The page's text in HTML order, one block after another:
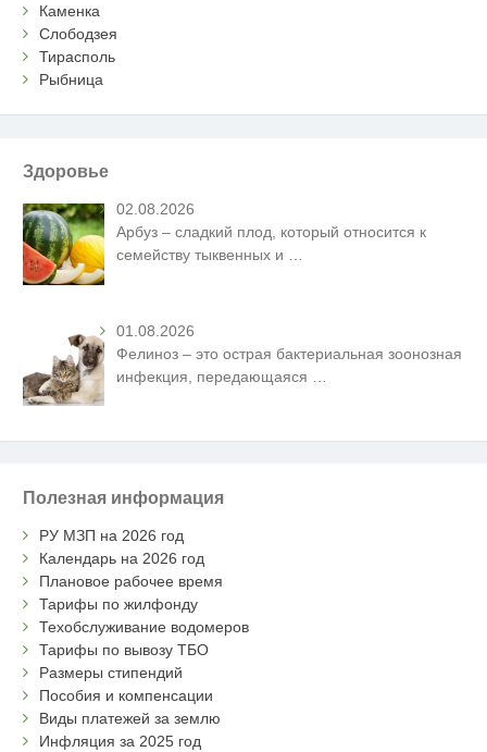
Каменка
Слободзея
Тирасполь
Рыбница
Здоровье
02.08.2026
Арбуз – сладкий плод, который относится к
семейству тыквенных и …
01.08.2026
Фелиноз – это острая бактериальная зоонозная
инфекция, передающаяся
Полезная информация
РУ МЗП на 2026 год
Календарь на 2026 год
Плановое рабочее время
Тарифы по жилфонду
Техобслуживание водомеров
Тарифы по вывозу ТБО
Размеры стипендий
Пособия и компенсации
Виды платежей за землю
Инфляция за 2025 год